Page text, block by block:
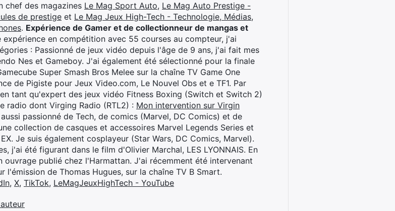
chef des magazines Le Mag Sport Auto, Le Mag Auto Prestige -
de prestige et Le Mag Jeux High-Tech - Technologie, Médias,
. Expérience de Gamer et de collectionneur de mangas et
expérience en compétition avec 55 courses au compteur, j'ai
: Passionné de jeux vidéo depuis l'âge de 9 ans, j'ai fait mes
Nes et Gameboy. J'ai également été sélectionné pour la finale
Super Smash Bros Melee sur la chaîne TV Game One
de Pigiste pour Jeux Video.com, Le Nouvel Obs et e TF1. Par
tant qu'expert des jeux vidéo Fitness Boxing (Switch et Switch 2)
radio dont Virging Radio (RTL2) : Mon intervention sur Virgin
passionné de Tech, de comics (Marvel, DC Comics) et de
collection de casques et accessoires Marvel Legends Series et
Je suis également cosplayeur (Star Wars, DC Comics, Marvel).
j'ai été figurant dans le film d'Olivier Marchal, LES LYONNAIS. En
ouvrage publié chez l'Harmattan. J'ai récemment été intervenant
l'émission de Thomas Hugues, sur la chaîne TV B Smart.
, X, TikTok, LeMagJeuxHighTech - YouTube